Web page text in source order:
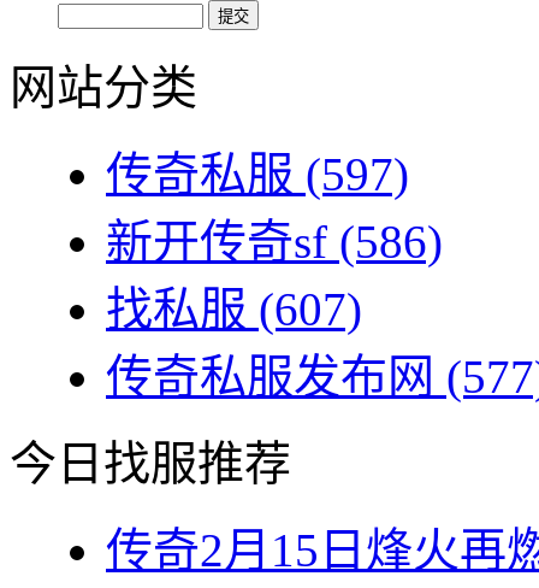
网站分类
传奇私服 (597)
新开传奇sf (586)
找私服 (607)
传奇私服发布网
今日找服推荐
传奇2月15日烽火再